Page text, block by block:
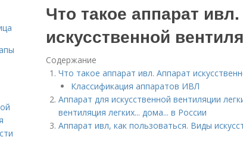
Что такое аппарат
искусственной
Содержание
Что такое аппарат ивл. Аппарат
Классификация аппаратов ИВЛ
Аппарат для искусственной вентиляции
вентиляция легких... дома... в России
Аппарат ивл, как пользоваться. Виды